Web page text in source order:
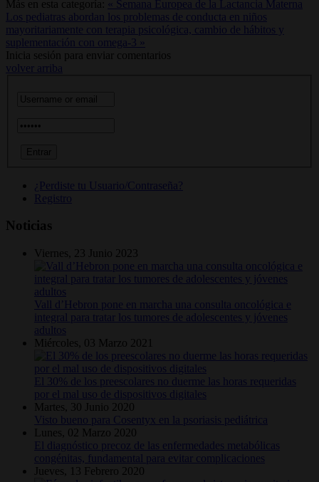
Más en esta categoría: « Semana Europea de la Lactancia Materna
Los pediatras abordan los problemas de conducta en niños
mayoritariamente con terapia psicológica, cambio de hábitos y
suplementación con omega-3 »
Inicia sesión para enviar comentarios
volver arriba
¿Perdiste tu Usuario/Contraseña?
Registro
Noticias
Viernes, 23 Junio 2023
Vall d’Hebron pone en marcha una consulta oncológica e
integral para tratar los tumores de adolescentes y jóvenes
adultos
Miércoles, 03 Marzo 2021
El 30% de los preescolares no duerme las horas requeridas
por el mal uso de dispositivos digitales
Martes, 30 Junio 2020
Visto bueno para Cosentyx en la psoriasis pediátrica
Lunes, 02 Marzo 2020
El diagnóstico precoz de las enfermedades metabólicas
congénitas, fundamental para evitar complicaciones
Jueves, 13 Febrero 2020